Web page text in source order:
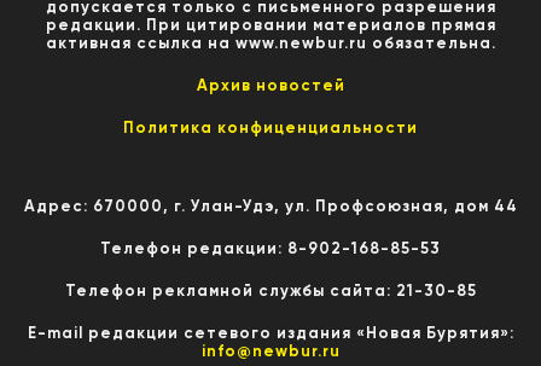
допускается только с письменного разрешения
редакции. При цитировании материалов прямая
активная ссылка на www.newbur.ru обязательна.
Архив новостей
Политика конфиценциальности
Адрес: 670000, г. Улан-Удэ, ул. Профсоюзная, дом 44
Телефон редакции: 8-902-168-85-53
Телефон рекламной службы сайта: 21-30-85
E-mail редакции сетевого издания «Новая Бурятия»:
info@newbur.ru